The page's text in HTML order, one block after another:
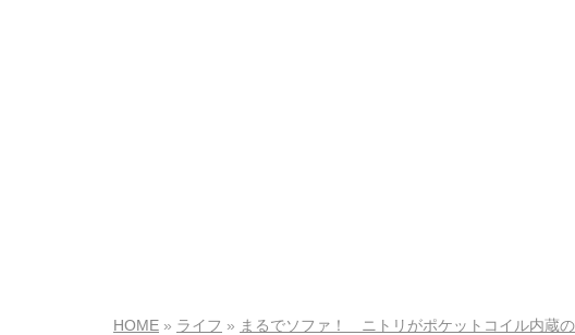
HOME ライフ まるでソファ！ ニトリがポケットコイル内蔵